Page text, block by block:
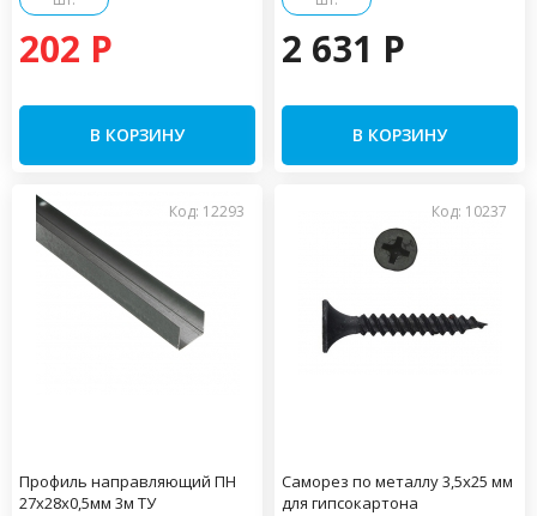
202 P
В КОРЗИНУ
2 631 P
В КОРЗИНУ
Код: 12293
Профиль направляющий ПН
27х28х0,5мм 3м ТУ
Код: 10237
Саморез по металлу 3,5х25 мм
для гипсокартона